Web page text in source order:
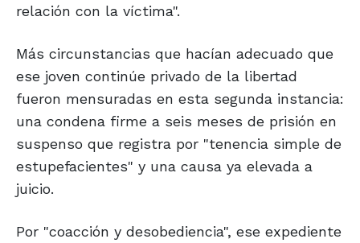
relación con la víctima".
Más circunstancias que hacían adecuado que
ese joven continúe privado de la libertad
fueron mensuradas en esta segunda instancia:
una condena firme a seis meses de prisión en
suspenso que registra por "tenencia simple de
estupefacientes" y una causa ya elevada a
juicio.
Por "coacción y desobediencia", ese expediente